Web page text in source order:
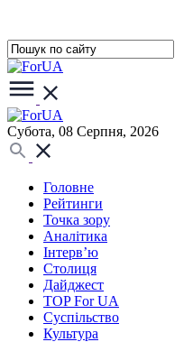
Субота, 08 Серпня, 2026
Головне
Рейтинги
Точка зору
Аналітика
Інтерв’ю
Столиця
Дайджест
TOP For UA
Суспiльство
Культура